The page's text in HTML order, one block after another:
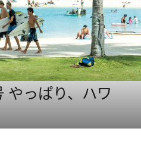
やっぱり、ハワ